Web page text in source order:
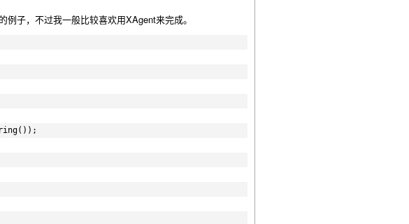
子，不过我一般比较喜欢用XAgent来完成。